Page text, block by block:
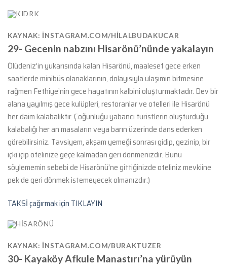
KAYNAK: INSTAGRAM.COM/HILALBUDAKUCAR
29- Gecenin nabzını Hisarönü’nünde yakalayın
Ölüdeniz’in yukarısında kalan Hisarönü, maalesef gece erken
saatlerde minibüs olanaklarının, dolayısıyla ulaşımın bitmesine
rağmen Fethiye’nin gece hayatının kalbini oluşturmaktadır. Dev bir
alana yayılmış gece kulüpleri, restoranlar ve otelleri ile Hisarönü
her daim kalabalıktır. Çoğunluğu yabancı turistlerin oluşturduğu
kalabalığı her an masaların veya barın üzerinde dans ederken
görebilirsiniz. Tavsiyem, akşam yemeği sonrası gidip, gezinip, bir
içki içip otelinize geçe kalmadan geri dönmenizdir. Bunu
söylememin sebebi de Hisarönü’ne gittiğinizde oteliniz mevkiine
pek de geri dönmek istemeyecek olmanızdır:)
TAKSİ çağırmak için TIKLAYIN
KAYNAK: INSTAGRAM.COM/BURAKTUZER
30- Kayaköy Afkule Manastırı’na yürüyün